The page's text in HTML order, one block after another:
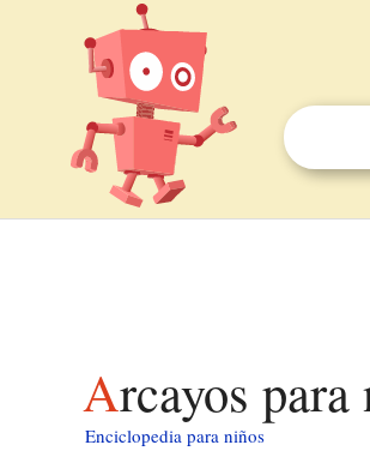
Arcayos
Enciclopedia para niños